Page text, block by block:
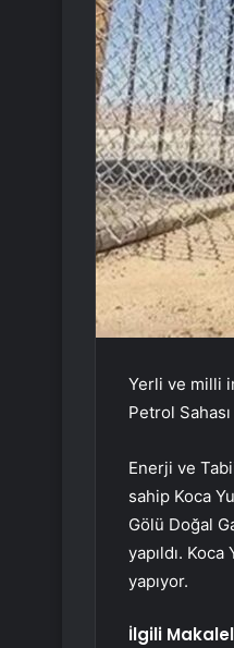
Yerli ve milli
Petrol
Enerji ve
sahip Koca
Gölü Doğal
yapıldı.
yapıyor.
İlgili